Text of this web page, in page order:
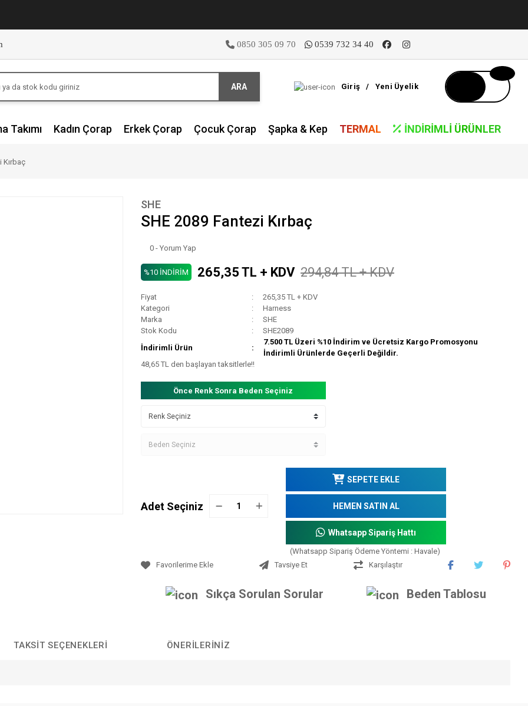
0850 305 09 70 0539 732 34 40
ARA Giriş / Yeni Üyelik
Takımı Kadın Çorap Erkek Çorap Çocuk Çorap Şapka & Kep TERMAL İNDIRIMLI ÜRÜNLER
Kırbaç
SHE
SHE 2089 Fantezi Kırbaç
0 - Yorum Yap
%10 İNDİRİM 265,35 TL + KDV 294,84 TL + KDV
Fiyat
265,35 TL + KDV
Kategori
Harness
Marka
SHE
Stok Kodu
SHE2089
İndirimli Ürün
7.500 TL Üzeri %10 İndirim ve Ücretsiz Kargo Promosyonu
İndirimli Ürünlerde Geçerli Değildir.
48,65 TL den başlayan taksitlerle!!
Önce Renk Sonra Beden Seçiniz
Adet Seçiniz
SEPETE EKLE
HEMEN SATIN AL
Whatsapp Sipariş Hattı
(Whatsapp Sipariş Ödeme Yöntemi : Havale)
Tavsiye Et
Karşılaştır
Sıkça Sorulan Sorular Beden Tablosu
TAKSIT SEÇENEKLERI ÖNERILERINIZ